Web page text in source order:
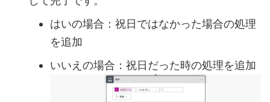
はいの場合：祝日ではなかった場合の処理
を追加
いいえの場合：祝日だった時の処理を追加